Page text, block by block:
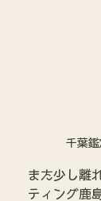
千葉
また少し離
ティング鹿